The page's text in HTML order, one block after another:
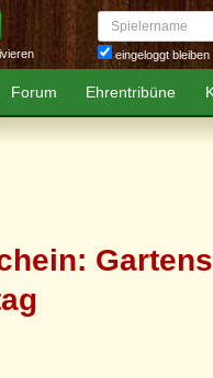
Spielername
eingeloggt bleiben
Forum Ehrentribüne